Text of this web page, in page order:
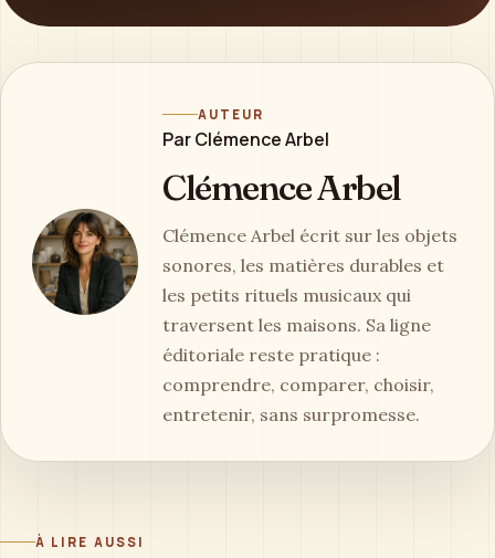
AUTEUR
Par Clémence Arbel
Clémence Arbel
Clémence Arbel écrit sur les objets
sonores, les matières durables et
les petits rituels musicaux qui
traversent les maisons. Sa ligne
éditoriale reste pratique :
comprendre, comparer, choisir,
entretenir, sans surpromesse.
À LIRE AUSSI